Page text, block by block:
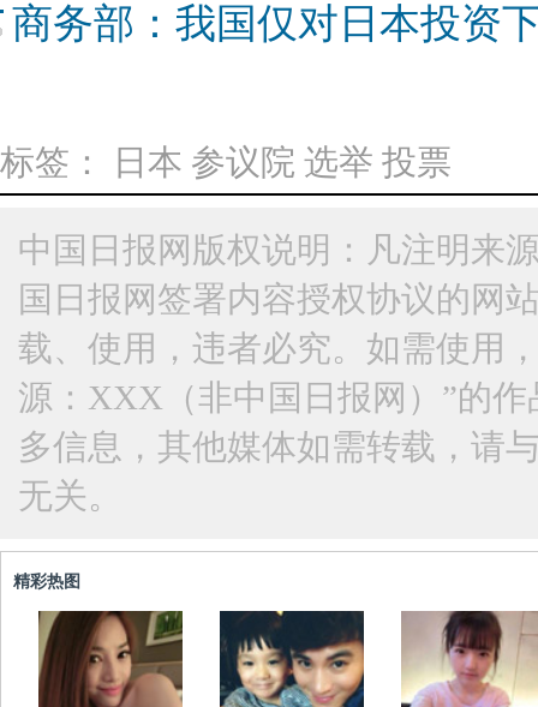
商务部：我国仅对日本投资
标签： 日本 参议院 选举 投票
中国日报网版权说明：凡注明来
国日报网签署内容授权协议的网
载、使用，违者必究。如需使用
源：XXX（非中国日报网）”的
多信息，其他媒体如需转载，请
无关。
精彩热图